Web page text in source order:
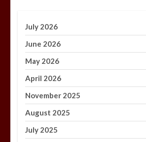
July 2026
June 2026
May 2026
April 2026
November 2025
August 2025
July 2025